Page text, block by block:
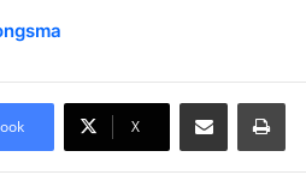
X
Delen via Email